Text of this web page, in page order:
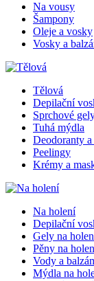
Na vousy
Šampony
Oleje a vosky
Vosky a
Tělová
Depilační
Sprchové
Tuhá mýdla
Deodoranty
Peelingy
Krémy a
Na holení
Depilační
Gely na
Pěny na
Vody a
Mýdla na